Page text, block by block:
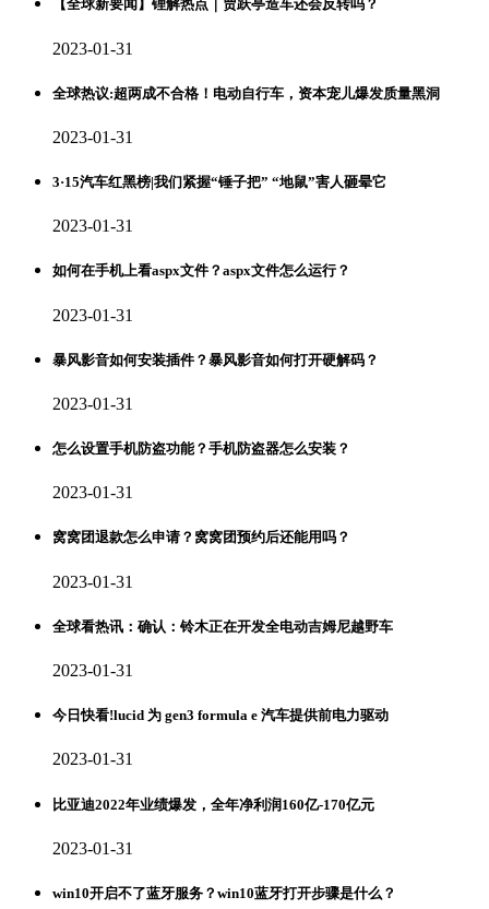
【全球新要闻】锂解热点｜贾跃亭造车还会反转吗？
2023-01-31
全球热议:超两成不合格！电动自行车，资本宠儿爆发质量黑洞
2023-01-31
3·15汽车红黑榜|我们紧握“锤子把” “地鼠”害人砸晕它
2023-01-31
如何在手机上看aspx文件？aspx文件怎么运行？
2023-01-31
暴风影音如何安装插件？暴风影音如何打开硬解码？
2023-01-31
怎么设置手机防盗功能？手机防盗器怎么安装？
2023-01-31
窝窝团退款怎么申请？窝窝团预约后还能用吗？
2023-01-31
全球看热讯：确认：铃木正在开发全电动吉姆尼越野车
2023-01-31
今日快看!lucid 为 gen3 formula e 汽车提供前电力驱动
2023-01-31
比亚迪2022年业绩爆发，全年净利润160亿-170亿元
2023-01-31
win10开启不了蓝牙服务？win10蓝牙打开步骤是什么？